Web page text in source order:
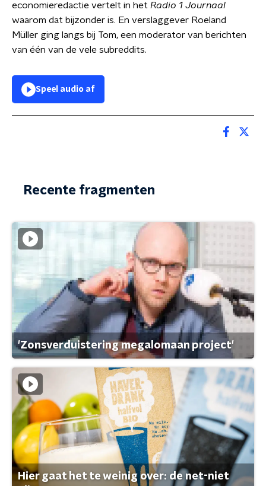
economieredactie vertelt in het Radio 1 Journaal
waarom dat bijzonder is. En verslaggever Roeland
Müller ging langs bij Tom, een moderator van berichten
van één van de vele subreddits.
Speel audio af
Recente fragmenten
'Zonsverduistering megalomaan project'
Hier gaat het te weinig over: de net-niet